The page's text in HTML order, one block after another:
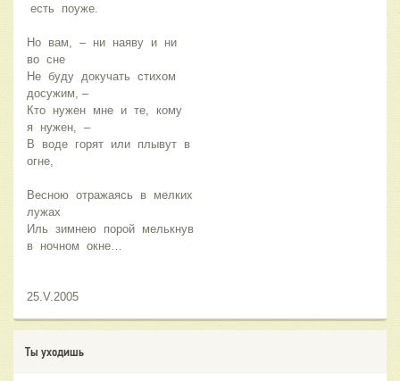
есть поуже.
Но вам, – ни наяву и ни
во сне
Не буду докучать стихом
досужим, –
Кто нужен мне и те, кому
я нужен, –
В воде горят или плывут в
огне,
Весною отражаясь в мелких
лужах
Иль зимнею порой мелькнув
в ночном окне…
25.V.2005
Ты уходишь